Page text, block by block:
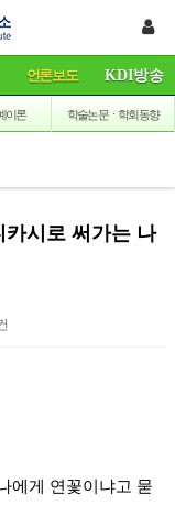
언론보도 KDI방송
이론 학술논문ㆍ학회동향
시로 써가는 나
에게 연꽃이냐고 묻